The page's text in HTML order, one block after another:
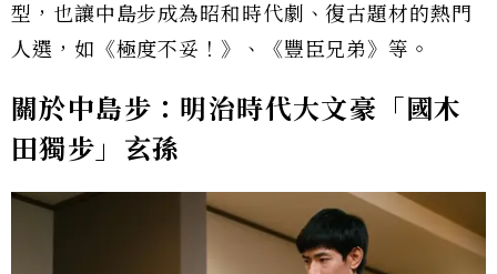
型，也讓中島步成為昭和時代劇、復古題材的熱門
人選，如《極度不妥！》、《豐臣兄弟》等。
關於中島步：明治時代大文豪「國木
田獨步」玄孫